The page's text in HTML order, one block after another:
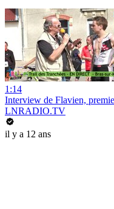
1:14
Interview de Flavien,
LNRADIO.TV
il y a 12 ans